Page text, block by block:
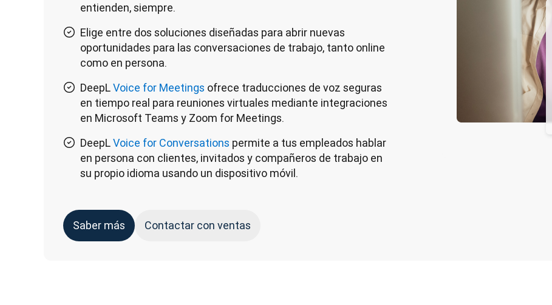
entienden, siempre.
Elige entre dos soluciones diseñadas para abrir nuevas
oportunidades para las conversaciones de trabajo, tanto online
como en persona.
DeepLVoice for Meetings ofrece traducciones de voz seguras
en tiempo real para reuniones virtuales mediante integraciones
en Microsoft Teams y Zoom for Meetings.
DeepLVoice for Conversations permite a tus empleados hablar
en persona con clientes, invitados y compañeros de trabajo en
su propio idioma usando un dispositivo móvil.
Saber más Contactar con ventas